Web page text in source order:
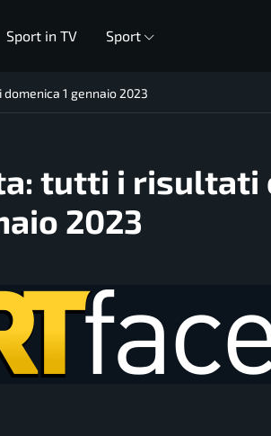
Sport in TV Sport
1 gennaio 2023
tutti i risultati
2023